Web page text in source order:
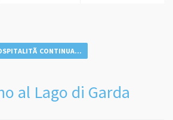
CONTINUA...
al Lago di Garda